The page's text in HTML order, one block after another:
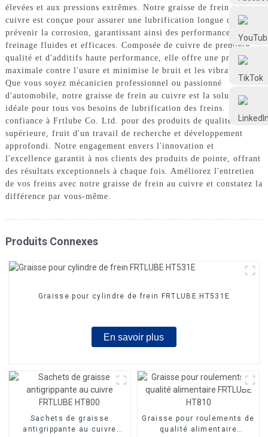
FRTLUBE
@FRTLUBE8
@FRTLUBE8
élevées et aux pressions extrêmes. Notre graisse de frein au
cuivre est conçue pour assurer une lubrification longue durée et
prévenir la corrosion, garantissant ainsi des performances de
freinage fluides et efficaces. Composée de cuivre de première
qualité et d'additifs haute performance, elle offre une protection
maximale contre l'usure et minimise le bruit et les vibrations.
Que vous soyez mécanicien professionnel ou passionné
d'automobile, notre graisse de frein au cuivre est la solution
idéale pour tous vos besoins de lubrification des freins. Faites
confiance à Frtlube Co. Ltd. pour des produits de qualité
supérieure, fruit d'un travail de recherche et développement
approfondi. Notre engagement envers l'innovation et
l'excellence garantit à nos clients des produits de pointe, offrant
des résultats exceptionnels à chaque fois. Améliorez l'entretien
de vos freins avec notre graisse de frein au cuivre et constatez la
différence par vous-même.
Produits Connexes
Graisse pour cylindre de frein FRTLUBE HT531E
En savoir plus
Sachets de graisse
antigrippante au cuivre
Graisse pour roulements de
qualité alimentaire